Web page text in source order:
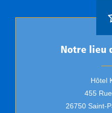
Notre lieu
Hôtel
455
26750 Saint-